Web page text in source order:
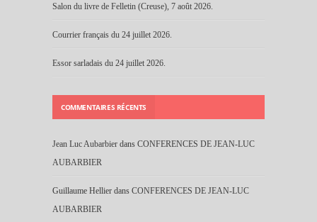
Salon du livre de Felletin (Creuse), 7 août 2026.
Courrier français du 24 juillet 2026.
Essor sarladais du 24 juillet 2026.
COMMENTAIRES RÉCENTS
Jean Luc Aubarbier dans CONFERENCES DE JEAN-LUC
AUBARBIER
Guillaume Hellier dans CONFERENCES DE JEAN-LUC
AUBARBIER